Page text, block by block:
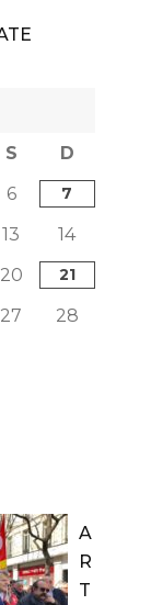
S
D
6 7
13 14
20 21
27
28
A
R
T